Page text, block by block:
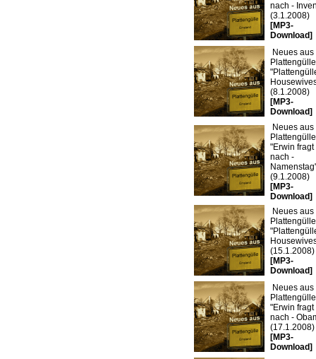
nach -
(3.1.2008)
[MP3-
Download]
Neues aus
(8.1.2008)
[MP3-
Download]
Neues aus
"Erwin fragt
nach -
(9.1.2008)
[MP3-
Download]
Neues aus
(15.1.2008)
[MP3-
Download]
Neues aus
"Erwin fragt
nach -
(17.1.2008)
[MP3-
Download]